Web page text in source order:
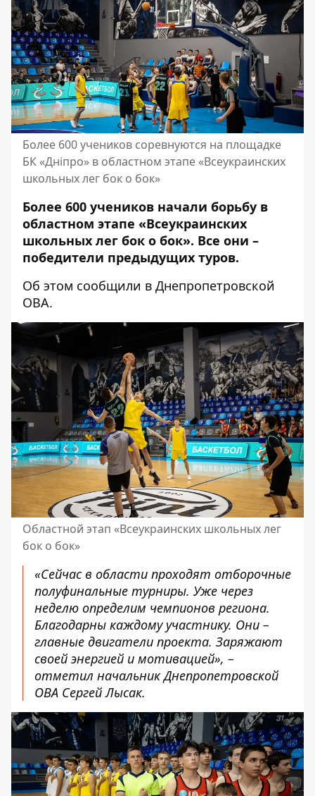
Более 600 учеников соревнуются на площадке
БК «Дніпро» в областном этапе «Всеукраинских
школьных лег бок о бок»
Более 600 учеников начали борьбу в
областном этапе «Всеукраинских
школьных лег бок о бок». Все они –
победители предыдущих туров.
Об этом сообщили в Днепропетровской
ОВА.
Областной этап «Всеукраинских школьных лег
бок о бок»
«Сейчас в области проходят отборочные
полуфинальные турниры. Уже через
неделю определим чемпионов региона.
Благодарны каждому участнику. Они –
главные двигатели проекта. Заряжают
своей энергией и мотивацией», –
отметил начальник Днепропетровской
ОВА Сергей Лысак.